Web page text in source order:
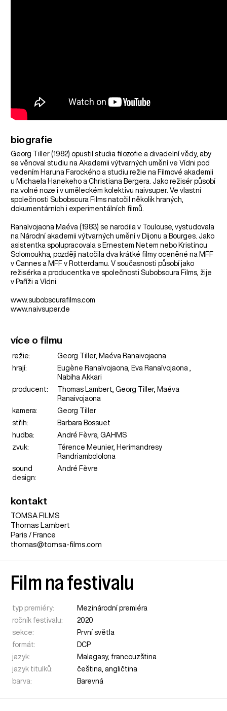
biografie
Georg Tiller (1982) opustil studia filozofie a divadelní vědy, aby
se věnoval studiu na Akademii výtvarných umění ve Vídni pod
vedením Haruna Farockého a studiu režie na Filmové akademii
u Michaela Hanekeho a Christiana Bergera. Jako režisér působí
na volné noze i v uměleckém kolektivu naivsuper. Ve vlastní
společnosti Subobscura Films natočil několik hraných,
dokumentárních i experimentálních filmů.
Ranaïvojaona Maéva (1983) se narodila v Toulouse, vystudovala
na Národní akademii výtvarných umění v Dijonu a Bourges. Jako
asistentka spolupracovala s Ernestem Netem nebo Kristinou
Solomoukha, později natočila dva krátké filmy oceněné na MFF
v Cannes a MFF v Rotterdamu. V současnosti působí jako
režisérka a producentka ve společnosti Subobscura Films, žije
v Paříži a Vídni.
www.subobscurafilms.com
www.naivsuper.de
více o filmu
režie:
Georg Tiller, Maéva Ranaivojaona
hrají:
Eugène Ranaïvojaona, Eva Ranaïvojaona ,
Nabiha Akkari
producent:
Thomas Lambert, Georg Tiller, Maéva
Ranaivojaona
kamera:
Georg Tiller
střih:
Barbara Bossuet
hudba:
André Fèvre, GAHMS
zvuk:
Térence Meunier, Herimandresy
Randriambololona
sound
design:
André Fèvre
kontakt
TOMSA FILMS
Thomas Lambert
Paris / France
thomas@tomsa-films.com
Film na festivalu
typ premiéry:
Mezinárodní premiéra
ročník festivalu:
2020
sekce:
První světla
formát:
DCP
jazyk:
Malagasy, francouzština
jazyk titulků:
čeština, angličtina
barva:
Barevná